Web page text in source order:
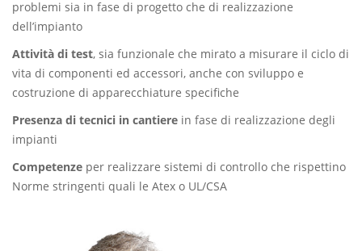
problemi sia in fase di progetto che di realizzazione
dell’impianto
Attività di test, sia funzionale che mirato a misurare il ciclo di
vita di componenti ed accessori, anche con sviluppo e
costruzione di apparecchiature specifiche
Presenza di tecnici in cantiere in fase di realizzazione degli
impianti
Competenze per realizzare sistemi di controllo che rispettino
Norme stringenti quali le Atex o UL/CSA